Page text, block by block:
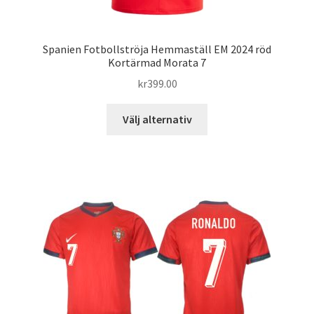
Spanien Fotbollströja Hemmaställ EM 2024 röd
Kortärmad Morata 7
kr399.00
Välj alternativ
varianter.
De
olika
alternativen
kan
väljas